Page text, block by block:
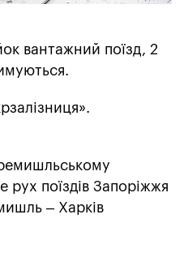
вантажний поїзд, 2
рух поїздів Запоріжжя
– Харків